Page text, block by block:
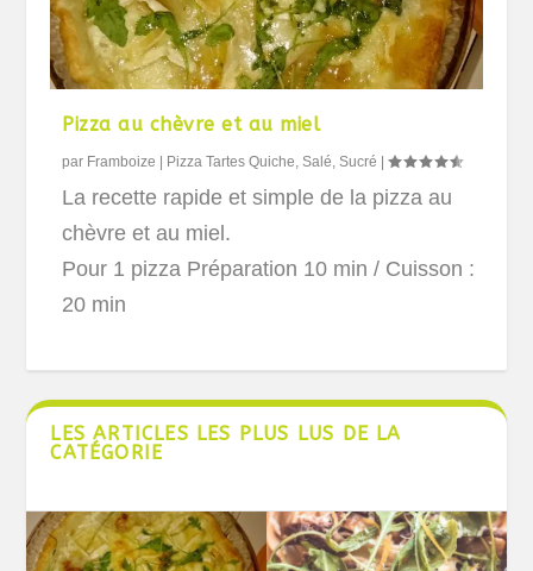
Pizza au chèvre et au miel
par Framboize | Pizza Tartes Quiche ,Salé ,Sucré |
La recette rapide et simple de la pizza au
chèvre et au miel.
Pour 1 pizza Préparation 10 min / Cuisson :
20 min
LES ARTICLES LES PLUS LUS DE LA
CATÉGORIE